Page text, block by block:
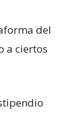
del
a ciertos